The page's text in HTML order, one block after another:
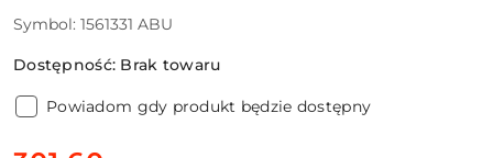
Symbol: 1561331 ABU
Dostępność: Brak towaru
Powiadom gdy produkt będzie dostępny